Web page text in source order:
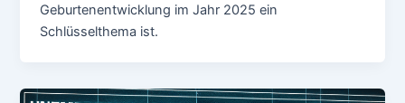
Geburtenentwicklung im Jahr 2025 ein
Schlüsselthema ist.